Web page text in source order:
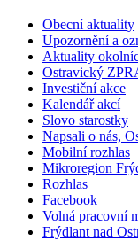
Obecní aktuality
Upozornění a
Aktuality
Ostravický
Investiční akce
Kalendář akcí
Slovo starostky
Napsali o nás,
Mobilní rozhlas
Mikroregion
Rozhlas
Facebook
Volná pracovní
Frýdlant nad